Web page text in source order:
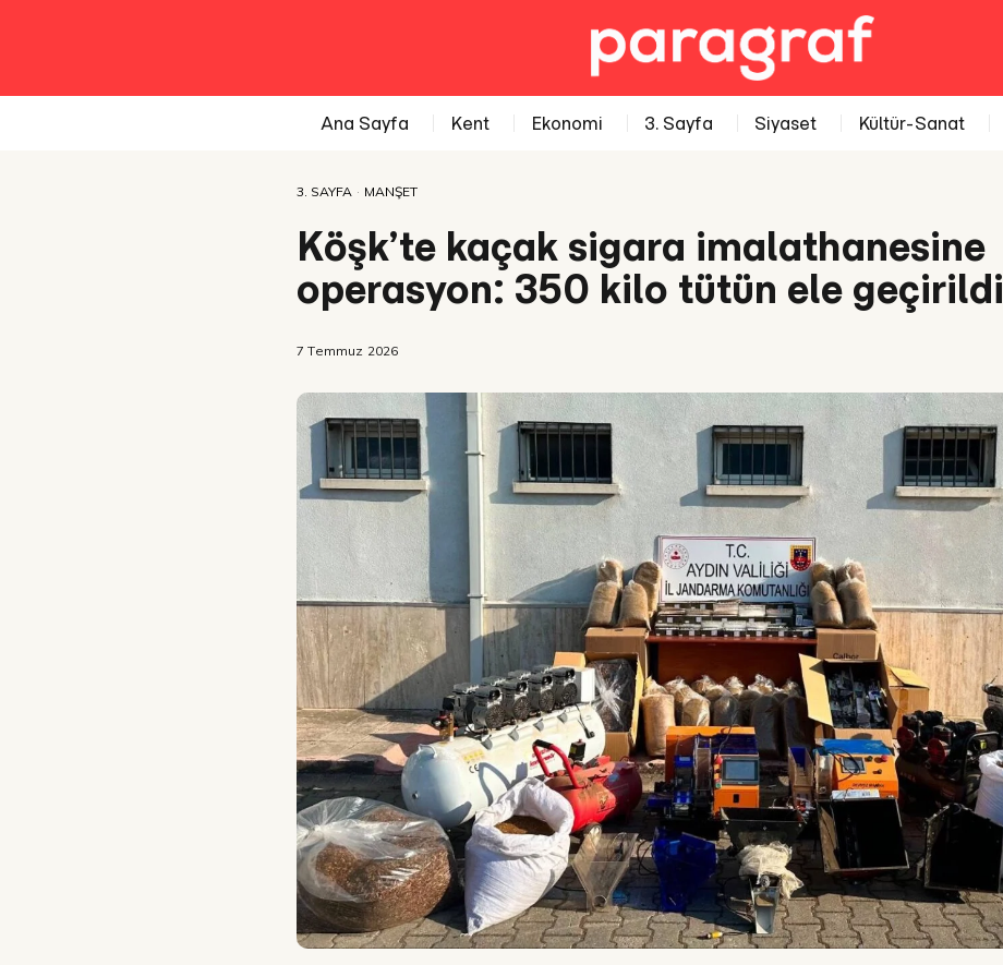
Ana Sayfa Kent Ekonomi 3. Sayfa Siyaset Kültür-Sanat
3. SAYFA · MANŞET
Köşk’te kaçak sigara imalathanesine
operasyon: 350 kilo tütün ele geçirildi
7 Temmuz 2026